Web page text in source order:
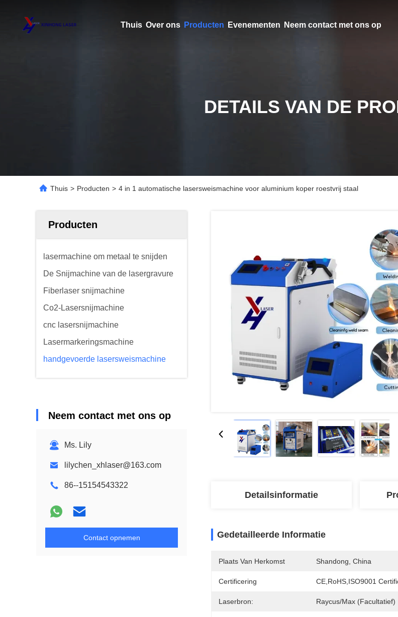
Thuis Over ons Producten Evenementen Neem contact met ons op
DETAILS VAN DE
Thuis > Producten > 4 in 1 automatische lasersweismachine voor aluminium koper roestvrij staal
Producten
lasermachine om metaal te snijden
De Snijmachine van de lasergravure
Fiberlaser snijmachine
Co2-Lasersnijmachine
cnc lasersnijmachine
Lasermarkeringsmachine
handgevoerde lasersweismachine
Neem contact met ons op
Ms. Lily
lilychen_xhlaser@163.com
86--15154543322
Contact opnemen
Detailsinformatie
Gedetailleerde Informatie
Plaats Van Herkomst Shandong, China
Certificering CE,RoHS,ISO9001
Laserbron: Raycus/Max (facultatief)